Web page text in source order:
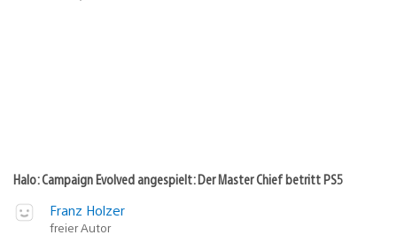
Halo: Campaign Evolved angespielt: Der Master Chief betritt PS5
Franz Holzer
freier Autor